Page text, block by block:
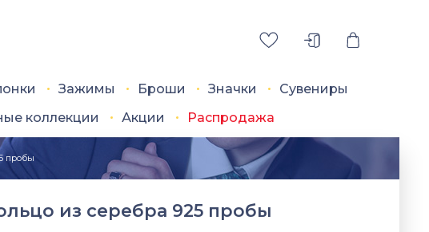
Зажимы Броши Значки
Сувениры
коллекции Акции Распродажа
пробы
из серебра 925 пробы